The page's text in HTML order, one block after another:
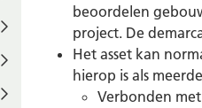
beoordelen
project. De
Het asset kan
hierop is als
Verbonden